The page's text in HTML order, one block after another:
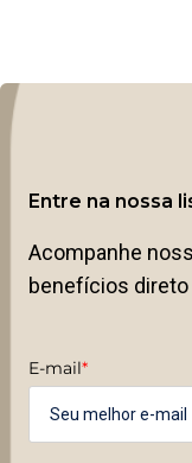
Entre na nossa
Acompanhe
benefícios direto
E-mail*